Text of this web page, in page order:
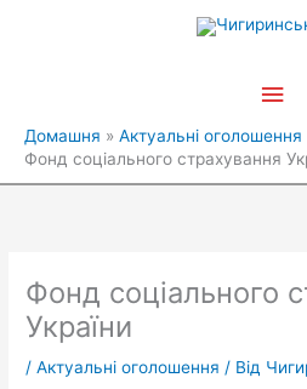
Домашня
Актуальні оголошення
Фонд соціального страхування
Фонд соціального
України
/Актуальні оголошення / Від